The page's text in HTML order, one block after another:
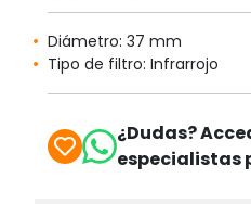
Diámetro: 37 mm
Tipo de filtro: Infrarrojo
¿Dudas?
especialistas